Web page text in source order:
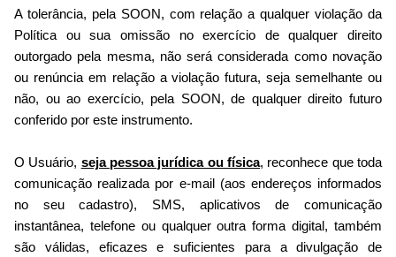
A tolerância, pela SOON, com relação a qualquer violação da
Política ou sua omissão no exercício de qualquer direito
outorgado pela mesma, não será considerada como novação
ou renúncia em relação a violação futura, seja semelhante ou
não, ou ao exercício, pela SOON, de qualquer direito futuro
conferido por este instrumento.
O Usuário, seja pessoa jurídica ou física, reconhece que toda
comunicação realizada por e-mail (aos endereços informados
no seu cadastro), SMS, aplicativos de comunicação
instantânea, telefone ou qualquer outra forma digital, também
são válidas, eficazes e suficientes para a divulgação de